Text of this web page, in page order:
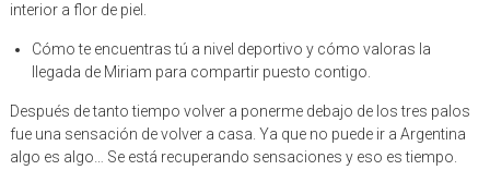
interior a flor de piel.
Cómo te encuentras tú a nivel deportivo y cómo valoras la
llegada de Miriam para compartir puesto contigo.
Después de tanto tiempo volver a ponerme debajo de los tres palos
fue una sensación de volver a casa. Ya que no puede ir a Argentina
algo es algo… Se está recuperando sensaciones y eso es tiempo.